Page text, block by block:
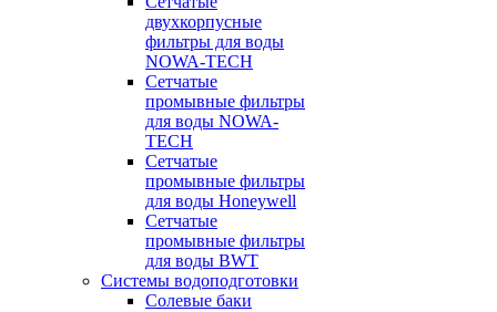
двухкорпусные
фильтры для воды
NOWA-TECH
Сетчатые
промывные фильтры
для воды NOWA-
TECH
Сетчатые
промывные фильтры
для воды Honeywell
Сетчатые
промывные фильтры
для воды BWT
Системы водоподготовки
Солевые баки